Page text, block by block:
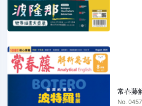
常春藤
No. 0457